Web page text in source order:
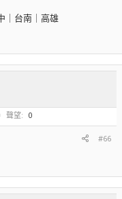
｜台南｜高雄
聲望 0
#66